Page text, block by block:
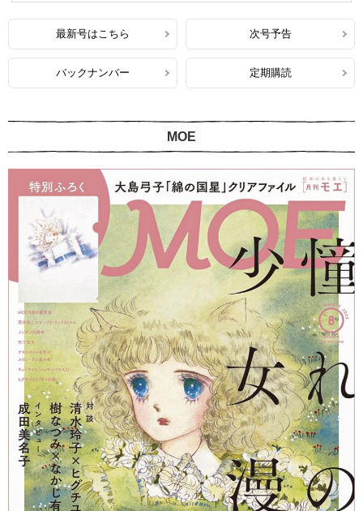
最新号はこちら 次号予告
バックナンバー 定期購読
MOE